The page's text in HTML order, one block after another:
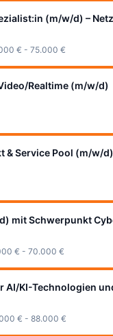
(m/w/d) –
€ - 75.000 €
Realtime (m/w/d)
& Service Pool (m/w/d)
mit Schwerpunkt
€ - 70.000 €
KI-Technologien
€ - 88.000 €